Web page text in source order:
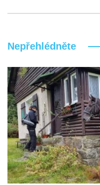
Nepřehlédněte